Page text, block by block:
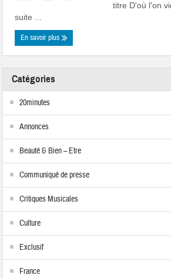
titre D'où l'on
suite ...
En savoir plus
Catégories
20minutes
Annonces
Beauté & Bien – Etre
Communiqué de presse
Critiques Musicales
Culture
Exclusif
France